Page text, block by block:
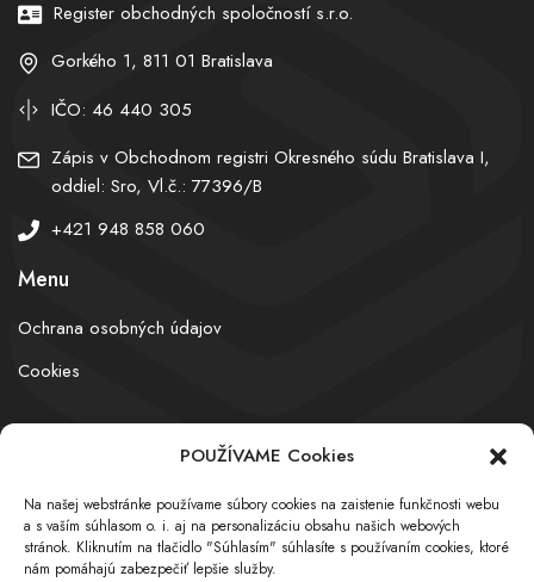
POUŽÍVAME Cookies
Na našej webstránke používame súbory cookies na zaistenie funkčnosti webu
a s vaším súhlasom o. i. aj na personalizáciu obsahu našich webových
stránok. Kliknutím na tlačidlo "Súhlasím" súhlasíte s používaním cookies, ktoré
nám pomáhajú zabezpečiť lepšie služby.
Register obchodných spoločností s.r.o.
Gorkého 1, 811 01 Bratislava
IČO: 46 440 305
Zápis v Obchodnom registri Okresného súdu Bratislava I,
oddiel: Sro, Vl.č.: 77396/B
+421 948 858 060
Menu
Ochrana osobných údajov
Cookies